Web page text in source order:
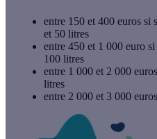
entre 150 et 400 euros si
et 50 litres
entre 450 et 1 000 euro
100 litres
entre 1 000 et 2 000
litres
entre 2 000 et 3 000